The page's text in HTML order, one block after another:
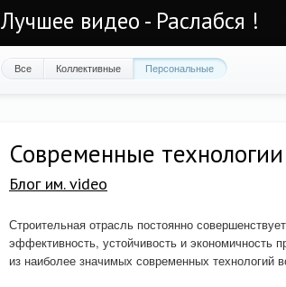
Лучшее видео - Раслабся !
Все Коллективные Персональные
Современные
Блог им. video
Строительная отрасль постоянно
эффективность, устойчивость и экономичность
из наиболее значимых современных технологий